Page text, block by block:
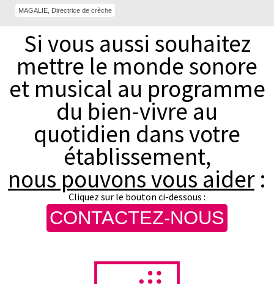
MAGALIE, Directrice de crèche
Si vous aussi souhaitez
mettre le monde sonore
et musical au programme
du bien-vivre au
quotidien dans votre
établissement,
nous pouvons vous aider:
Cliquez sur le bouton ci-dessous :
CONTACTEZ-NOUS